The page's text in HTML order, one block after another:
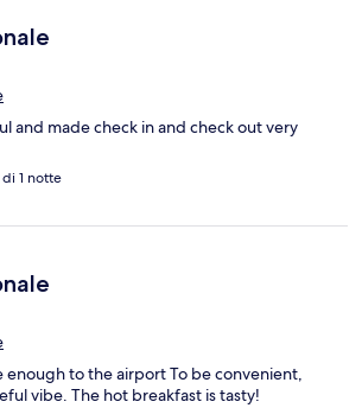
and made check in and check out very
1 notte
enough to the airport To be convenient,
vibe. The hot breakfast is tasty!